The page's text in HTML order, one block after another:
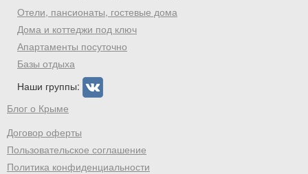
Отели, пансионаты, гостевые дома
Дома и коттеджи под ключ
Апартаменты посуточно
Базы отдыха
Наши группы:
Блог о Крыме
Договор оферты
Пользовательское соглашение
Политика конфиденциальности
Получить промокод